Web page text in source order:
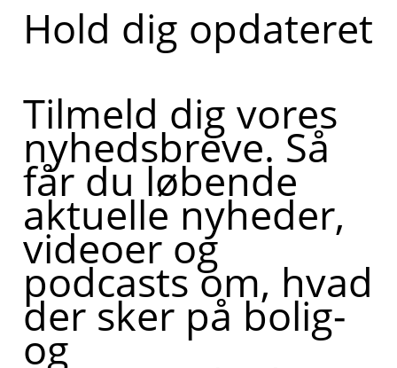
Hold dig opdateret
Tilmeld dig vores
nyhedsbreve. Så
får du løbende
aktuelle nyheder,
videoer og
podcasts om, hvad
der sker på bolig-
og